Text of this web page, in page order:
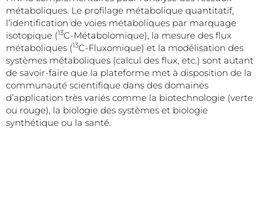
métaboliques. Le profilage métabolique quantitatif,
l’identification de voies métaboliques par marquage
isotopique (13C-Métabolomique), la mesure des flux
métaboliques (13C-Fluxomique) et la modélisation des
systèmes métaboliques (calcul des flux, etc.) sont autant
de savoir-faire que la plateforme met à disposition de la
communauté scientifique dans des domaines
d’application très variés comme la biotechnologie (verte
ou rouge), la biologie des systèmes et biologie
synthétique ou la santé.